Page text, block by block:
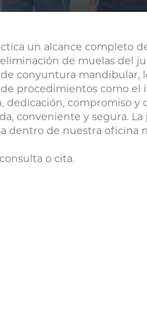
un alcance completo
de muelas del
conyuntura mandibular,
procedimientos como el
dedicación, compromiso y
conveniente y segura.
dentro de nuestra oficina
o cita.